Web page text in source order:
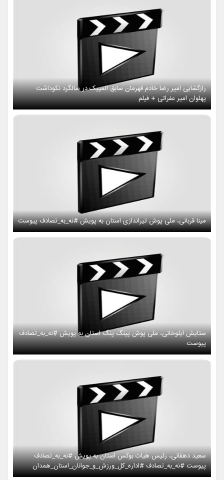
رازگشایی امیر رضا خادم قهرمان سابق المپیک در سالگرد نکوداشت
پهلوان امیر عفراتی + فیلم
مینا قربانی، ملی پوش تیراندازی استان به پویش #نه_به_تصادف پیوست
ستایش ایلوخانی، ملی پوش پینگ پنگ استان به پویش #نه_به_تصادف
پیوست
سعید دهقانی، رئیس هیات بوکس استان به پویش #نه_به_تصادف
پیوست #نه_به_تصادف #اداره_کل_ورزش_و_جوانان_استان_همدان